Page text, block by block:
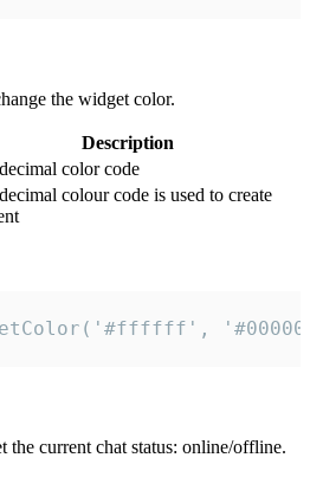
the widget color.
Description
color code
colour code is used to create
the current chat status: online/offline.